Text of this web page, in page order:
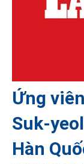
Ứng
Suk-
Hàn